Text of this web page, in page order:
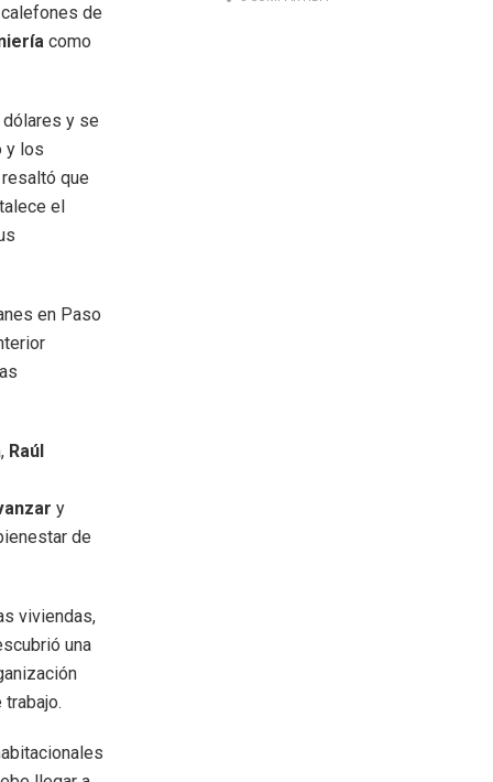
de
como
y se
y los
que
el
en Paso
Raúl
y
de
viviendas,
una